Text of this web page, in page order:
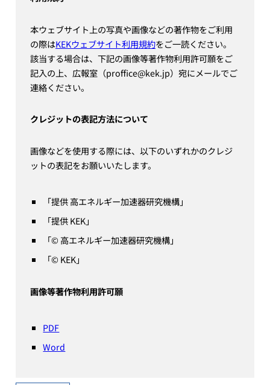
本ウェブサイト上の写真や画像などの著作物をご利用
の際はKEKウェブサイト利用規約をご一読ください。
該当する場合は、下記の画像等著作物利用許可願をご
記入の上、広報室（proffice@kek.jp）宛にメールでご
連絡ください。
クレジットの表記方法について
画像などを使用する際には、以下のいずれかのクレジ
ットの表記をお願いいたします。
「提供 高エネルギー加速器研究機構」
「提供 KEK」
「© 高エネルギー加速器研究機構」
「© KEK」
画像等著作物利用許可願
PDF
Word